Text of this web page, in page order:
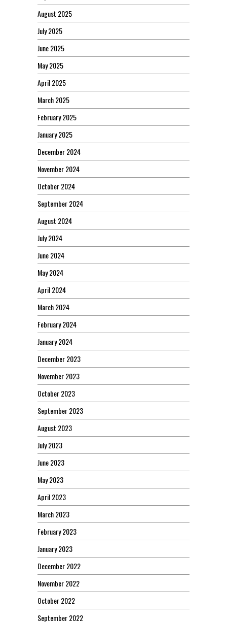
August 2025
July 2025
June 2025
May 2025
April 2025
March 2025
February 2025
January 2025
December 2024
November 2024
October 2024
September 2024
August 2024
July 2024
June 2024
May 2024
April 2024
March 2024
February 2024
January 2024
December 2023
November 2023
October 2023
September 2023
August 2023
July 2023
June 2023
May 2023
April 2023
March 2023
February 2023
January 2023
December 2022
November 2022
October 2022
September 2022